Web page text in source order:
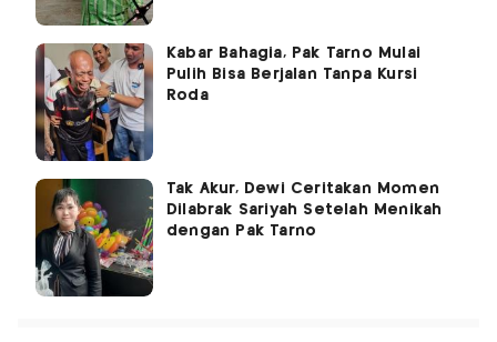
Kabar Bahagia, Pak Tarno Mulai
Pulih Bisa Berjalan Tanpa Kursi
Roda
Tak Akur, Dewi Ceritakan Momen
Dilabrak Sariyah Setelah Menikah
dengan Pak Tarno